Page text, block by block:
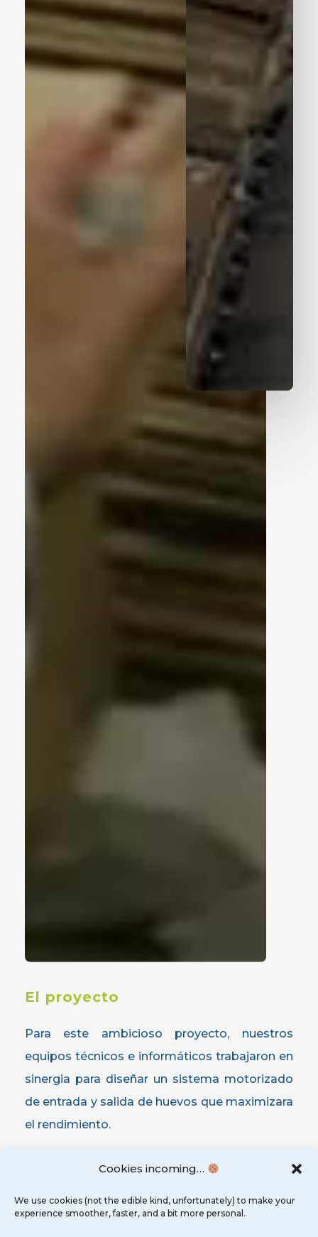
Cookies incoming…
We use cookies (not the edible kind, unfortunately) to make your
experience smoother, faster, and a bit more personal.
El proyecto
Para este ambicioso proyecto, nuestros
equipos técnicos e informáticos trabajaron en
sinergia para diseñar un sistema motorizado
de entrada y salida de huevos que maximizara
el rendimiento.
Con este objetivo, TRANSITIC ha reequipado la